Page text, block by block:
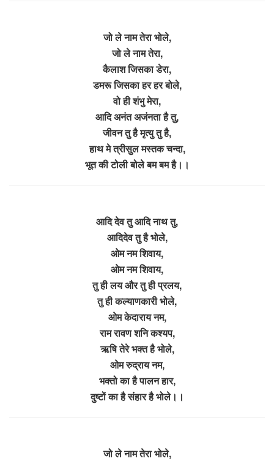
जो ले नाम तेरा भोले,
जो ले नाम तेरा,
कैलाश जिसका डेरा,
डमरू जिसका हर हर बोले,
वो ही शंभु मेरा,
आदि अनंत अजंनता है तु,
जीवन तु है मृत्यु तु है,
हाथ मे त्रीसुल मस्तक चन्दा,
भूत की टोली बोले बम बम है।।
आदि देव तु आदि नाथ तु,
आदिदेव तु है भोले,
ओम नम शिवाय,
ओम नम शिवाय,
तु ही लय और तु ही प्रलय,
तु ही कल्याणकारी भोले,
ओम केदाराय नम,
राम रावण शनि कश्यप,
ऋषि तेरे भक्त है भोले,
ओम रुद्राय नम,
भक्तो का है पालन हार,
दुष्टों का है संहार है भोले।।
जो ले नाम तेरा भोले,